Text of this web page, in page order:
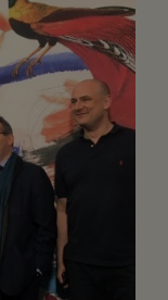
DEVENIR
UN PETIT PRINCE